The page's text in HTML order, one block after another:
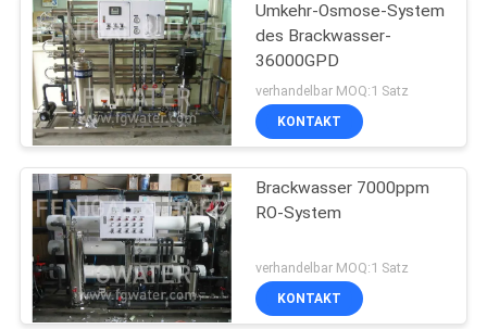
Umkehr-Osmose-System
des Brackwasser-
36000GPD
verhandelbar MOQ:1 Satz
KONTAKT
Brackwasser 7000ppm
RO-System
verhandelbar MOQ:1 Satz
KONTAKT